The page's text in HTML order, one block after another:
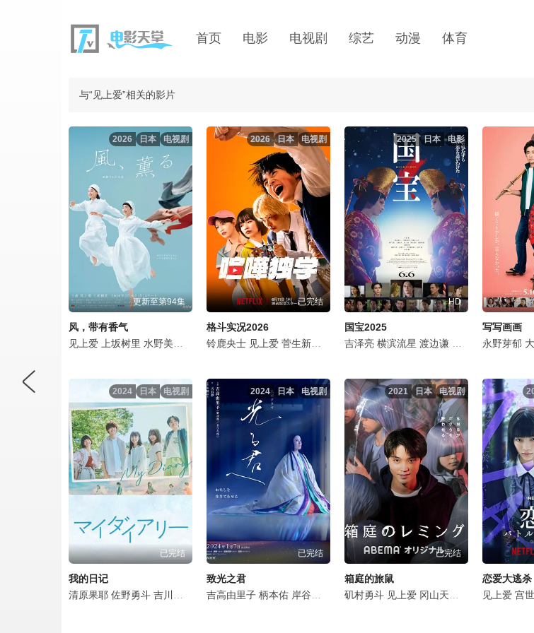
首页 电影 电视剧 综艺 动漫 体育
与“见上爱”相关的影片
电视剧
日本
2026
更新至第94集
风，带有香气
见上爱
上坂树里 水野美纪 早坂美海 小林隆 小林虎之介 津崎史郎 岩瀬顕子 三浦贵大 根岸季衣 大岛美幸
电视剧
日本
2026
已完结
格斗实况2026
铃鹿央士 见上爱 菅生新树 滨尾矩考 浅川梨奈 前田拳太郎 長田拓郎 関口
电影
日本
2025
HD
国宝2025
吉泽亮 横滨流星 渡边谦 高畑充希 寺岛忍
写写画画
永野芽郁
电视剧
日本
2024
已完结
我的日记
清原果耶 佐野勇斗 吉川爱 见上爱 望月步 坪仓由幸 中村友理 胜村政信 相泽壮太 西原亚希 新原泰佑 铃木
电视剧
日本
2024
已完结
致光之君
吉高由里子 柄本佑 岸谷五朗 国仲凉子 高杉真宙 段田安则 三石琴乃 井浦新
电视剧
日本
2021
已完结
箱庭的旅鼠
矶村勇斗 见上爱 冈山天音 须贺健太
恋爱大逃杀
见上爱 宫